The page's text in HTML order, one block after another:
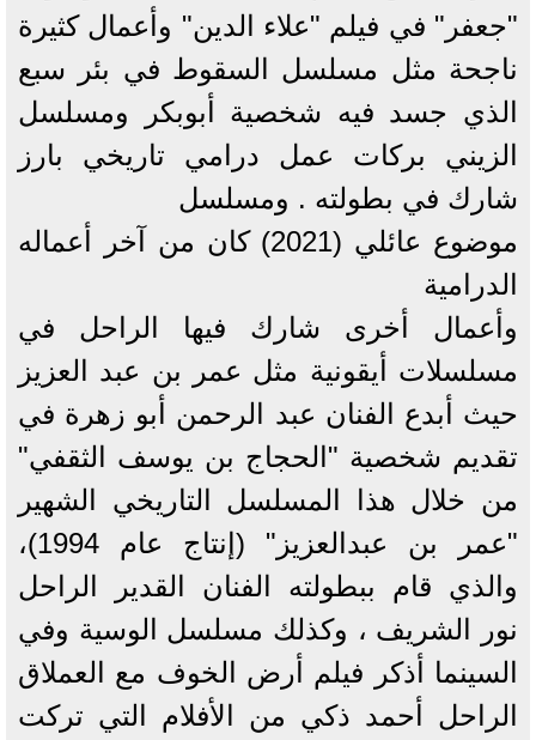
"جعفر" في فيلم "علاء الدين" وأعمال كثيرة
ناجحة مثل مسلسل السقوط في بئر سبع
الذي جسد فيه شخصية أبوبكر ومسلسل
الزيني بركات عمل درامي تاريخي بارز
شارك في بطولته . ومسلسل
موضوع عائلي (2021) كان من آخر أعماله
الدرامية
وأعمال أخرى شارك فيها الراحل في
مسلسلات أيقونية مثل عمر بن عبد العزيز
حيث أبدع الفنان عبد الرحمن أبو زهرة في
تقديم شخصية "الحجاج بن يوسف الثقفي"
من خلال هذا المسلسل التاريخي الشهير
"عمر بن عبدالعزيز" (إنتاج عام 1994)،
والذي قام ببطولته الفنان القدير الراحل
نور الشريف ، وكذلك مسلسل الوسية وفي
السينما أذكر فيلم أرض الخوف مع العملاق
الراحل أحمد ذكي من الأفلام التي تركت